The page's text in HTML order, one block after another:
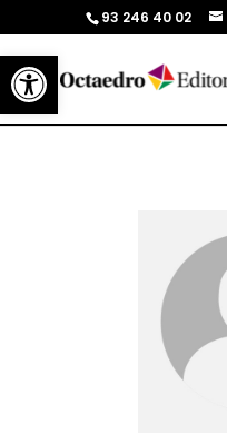
Abrir barra de herramientas
93 246 40 02